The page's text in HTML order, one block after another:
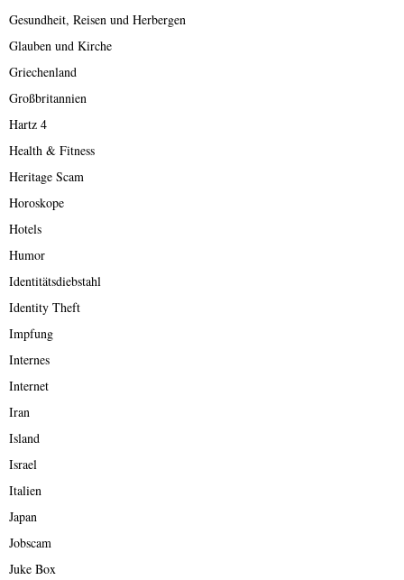
Gesundheit, Reisen und Herbergen
Glauben und Kirche
Griechenland
Großbritannien
Hartz 4
Health & Fitness
Heritage Scam
Horoskope
Hotels
Humor
Identitätsdiebstahl
Identity Theft
Impfung
Internes
Internet
Iran
Island
Israel
Italien
Japan
Jobscam
Juke Box